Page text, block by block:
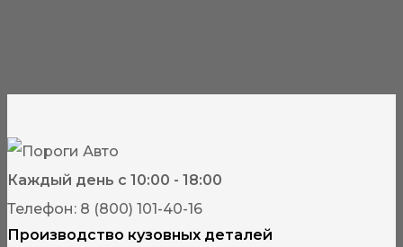
Каждый день с 10:00 - 18:00
Телефон: 8 (800) 101-40-16
Производство кузовных деталей